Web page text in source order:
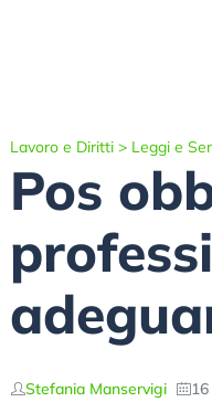
Lavoro e Diritti > Leggi e
Pos
Stefania Manservigi